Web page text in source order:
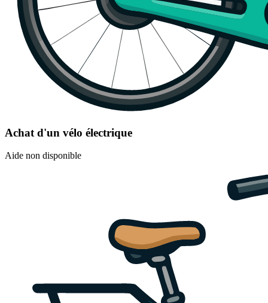
Achat d'un vélo électrique
Aide non disponible